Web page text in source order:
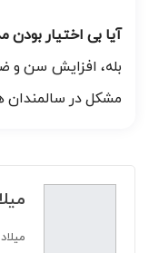
آیا بی اختیار
بله، افزایش سن و
مشکل در سالمندان